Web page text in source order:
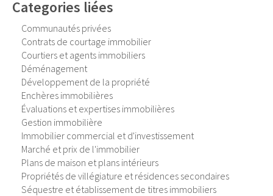
Categories liées
Communautés privées
Contrats de courtage immobilier
Courtiers et agents immobiliers
Déménagement
Développement de la propriété
Enchères immobilières
Évaluations et expertises immobilières
Gestion immobilière
Immobilier commercial et d'investissement
Marché et prix de l'immobilier
Plans de maison et plans intérieurs
Propriétés de villégiature et résidences secondaires
Séquestre et établissement de titres immobiliers